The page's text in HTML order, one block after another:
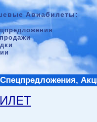
Авиабилеты: